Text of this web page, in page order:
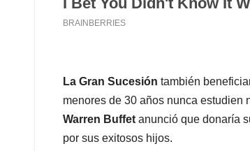
La Gran Sucesión también
menores de 30 años nunca estudien
Warren Buffet anunció que donaría
por sus exitosos hijos.